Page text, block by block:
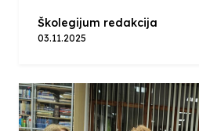
Školegijum redakcija
03.11.2025